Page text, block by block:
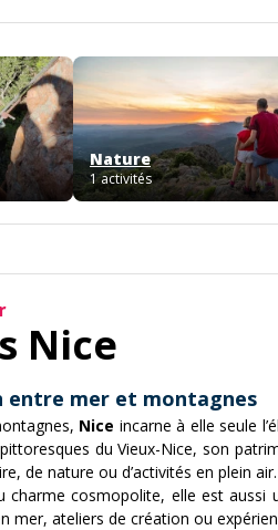
Nature
1 activités
Nice
entre mer et montagnes
Nice incarne à elle seule
du Vieux-Nice, son
de nature ou d’activités en plein air.
charme cosmopolite, elle est
mer, ateliers de création ou